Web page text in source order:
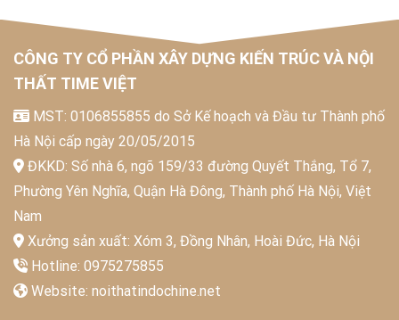
CÔNG TY CỔ PHẦN XÂY DỰNG KIẾN TRÚC VÀ NỘI
THẤT TIME VIỆT
MST: 0106855855 do Sở Kế hoạch và Đầu tư Thành phố
Hà Nội cấp ngày 20/05/2015
ĐKKD: Số nhà 6, ngõ 159/33 đường Quyết Thắng, Tổ 7,
Phường Yên Nghĩa, Quận Hà Đông, Thành phố Hà Nội, Việt
Nam
Xưởng sản xuất: Xóm 3, Đồng Nhân, Hoài Đức, Hà Nội
Hotline: 0975275855
Website: noithatindochine.net